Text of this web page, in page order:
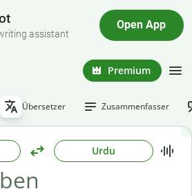
assistant
Open App
Premium
Übersetzer Zusammenfasser
Urdu